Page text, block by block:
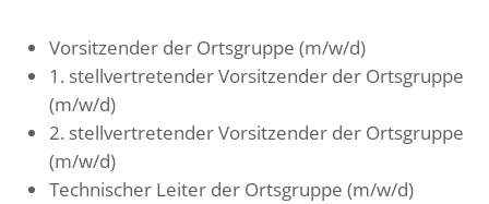
Vorsitzender der Ortsgruppe (m/w/d)
1. stellvertretender Vorsitzender der Ortsgruppe
(m/w/d)
2. stellvertretender Vorsitzender der Ortsgruppe
(m/w/d)
Technischer Leiter der Ortsgruppe (m/w/d)